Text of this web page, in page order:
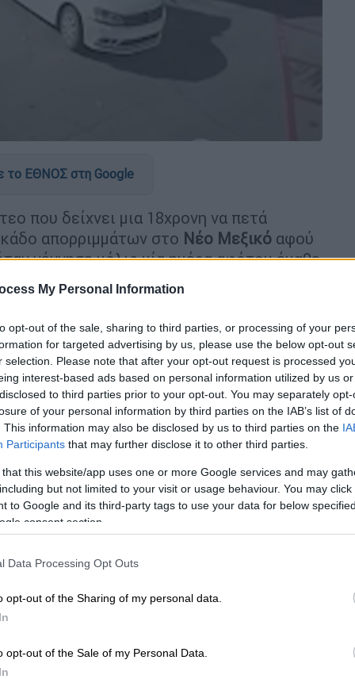
My Personal Information
opt-out of the sale, sharing to third parties, or processing of your
for targeted advertising by us, please use the below opt-out
selection. Please note that after your opt-out request is processed
interest-based ads based on personal information utilized by us
to third parties prior to your opt-out. You may separately
of your personal information by third parties on the IAB’s list of
This information may also be disclosed by us to third parties on the
Participants that may further disclose it to other third parties.
that this website/app uses one or more Google services and may
but not limited to your visit or usage behaviour. You may
to Google and its third-party tags to use your data for below
consent section.
Data Processing Opt Outs
opt-out of the Sharing of my personal data.
opt-out of the Sale of my Personal Data.
το ΕΘΝΟΣ στη Google
που δείχνει μια 18χρονη να πετά
απορριμμάτων στο Νέο Μεξικό αφού
γέννησε μόλις μία ημέρα αφότου έμαθε
της βρέθηκε τυλιγμένος σε μια
σκουπιδιών σε έναν κάδο
Μάλιστα, όταν εντοπίστηκε το
ένα 24ωρο πριν γεννήσει
πως δεν ήξερε ότι ήταν έγκυος
βοήθεια επειδή υπέφερε από
οεπικεφαλήςτηςαστυνομίας
Εξήγησε πως έφηβη συνέχισε να νιώθει
μέχρι που την επόμενη μέρα τελικά
και δεν ήξερε τι να κάνει ή ποιον να
τύλιξε το μωρό στην πετσέτα και το
οδήγησε για λίγη ώρα προτού
κάδο απορριμμάτων.